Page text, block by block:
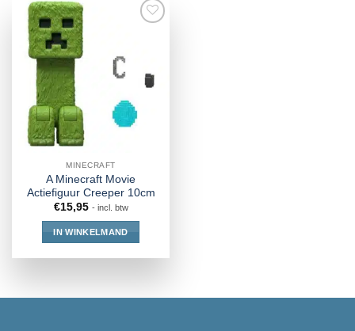
MINECRAFT
A Minecraft Movie
Actiefiguur Creeper 10cm
€15,95 - incl. btw
IN WINKELMAND